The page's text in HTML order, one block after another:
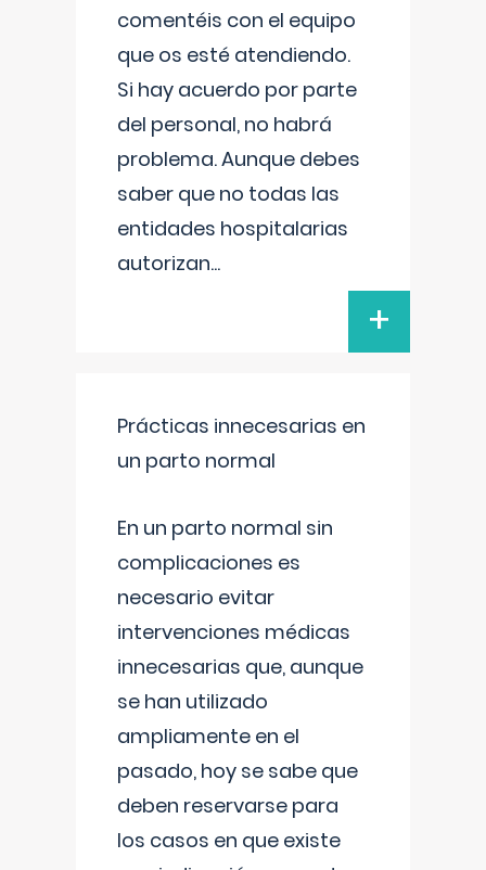
comentéis con el equipo
que os esté atendiendo.
Si hay acuerdo por parte
del personal, no habrá
problema. Aunque debes
saber que no todas las
entidades hospitalarias
autorizan...
+
Prácticas innecesarias en
un parto normal
En un parto normal sin
complicaciones es
necesario evitar
intervenciones médicas
innecesarias que, aunque
se han utilizado
ampliamente en el
pasado, hoy se sabe que
deben reservarse para
los casos en que existe